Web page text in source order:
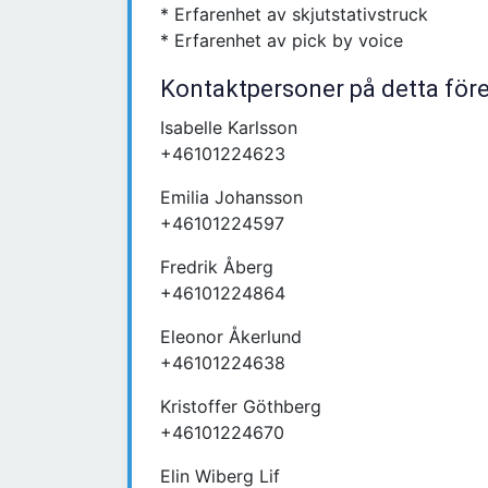
* Erfarenhet av skjutstativstruck
* Erfarenhet av pick by voice
Kontaktpersoner på detta
Isabelle Karlsson
+46101224623
Emilia Johansson
+46101224597
Fredrik Åberg
+46101224864
Eleonor Åkerlund
+46101224638
Kristoffer Göthberg
+46101224670
Elin Wiberg Lif